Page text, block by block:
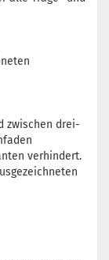
zwischen drei-
verhindert.